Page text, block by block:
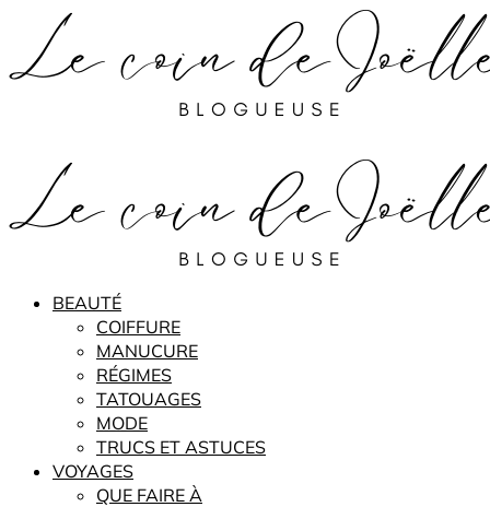
BEAUTÉ
COIFFURE
MANUCURE
RÉGIMES
TATOUAGES
MODE
TRUCS ET ASTUCES
VOYAGES
QUE FAIRE À